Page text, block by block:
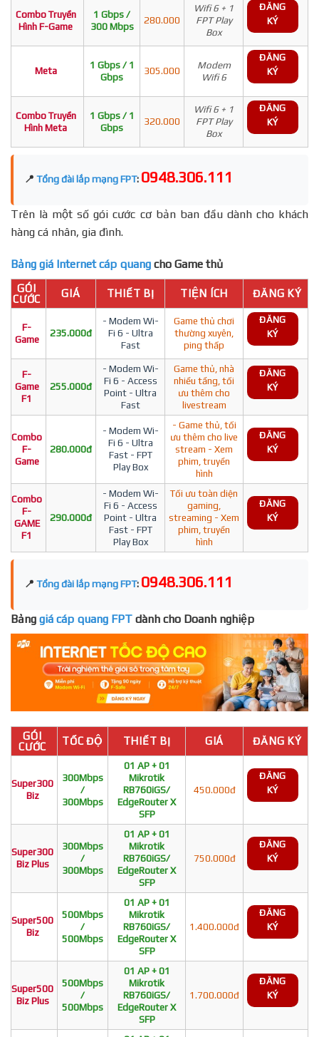
Combo Truyền
Hình F-Game
1 Gbps /
300 Mbps
280.000
Wifi 6 + 1
FPT Play
Box
ĐĂNG
KÝ
Meta
1 Gbps / 1
Gbps
305.000
Modem
Wifi 6
ĐĂNG
KÝ
Combo Truyền
Hình Meta
1 Gbps / 1
Gbps
320.000
Wifi 6 + 1
FPT Play
Box
ĐĂNG
KÝ
📍 Tổng đài lắp mạng FPT: 0948.306.111
Trên là một số gói cước cơ bản ban đầu dành cho khách
hàng cá nhân, gia đình.
Bảng giá Internet cáp quang cho Game thủ
GÓI
CƯỚC
GIÁ THIẾT BỊ TIỆN ÍCH ĐĂNG KÝ
F-
Game
235.000đ
- Modem Wi-
Fi 6 - Ultra
Fast
Game thủ chơi
thường xuyên,
ping thấp
ĐĂNG
KÝ
F-
Game
F1
255.000đ
- Modem Wi-
Fi 6 - Access
Point - Ultra
Fast
Game thủ, nhà
nhiều tầng, tối
ưu thêm cho
livestream
ĐĂNG
KÝ
Combo
F-
Game
280.000đ
- Modem Wi-
Fi 6 - Ultra
Fast - FPT
Play Box
- Game thủ, tối
ưu thêm cho live
stream - Xem
phim, truyền
hình
ĐĂNG
KÝ
Combo
F-
GAME
F1
290.000đ
- Modem Wi-
Fi 6 - Access
Point - Ultra
Fast - FPT
Play Box
Tối ưu toàn diện
gaming,
streaming - Xem
phim, truyền
hình
ĐĂNG
KÝ
📍 Tổng đài lắp mạng FPT: 0948.306.111
Bảng giá cáp quang FPT dành cho Doanh nghiệp
GÓI
CƯỚC
TỐC ĐỘ THIẾT BỊ GIÁ ĐĂNG KÝ
Super300
Biz
300Mbps
/
300Mbps
01 AP + 01
Mikrotik
RB760iGS/
EdgeRouter X
SFP
450.000đ
ĐĂNG
KÝ
Super300
Biz Plus
300Mbps
/
300Mbps
01 AP + 01
Mikrotik
RB760iGS/
EdgeRouter X
SFP
750.000đ
ĐĂNG
KÝ
Super500
Biz
500Mbps
/
500Mbps
01 AP + 01
Mikrotik
RB760iGS/
EdgeRouter X
SFP
1.400.000đ
ĐĂNG
KÝ
Super500
Biz Plus
500Mbps
/
500Mbps
01 AP + 01
Mikrotik
RB760iGS/
EdgeRouter X
SFP
1.700.000đ
ĐĂNG
KÝ